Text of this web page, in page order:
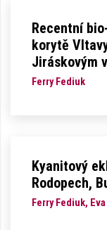
Recentní
korytě
Jiráskovým
Ferry Fediuk
Kyanitový
Rodopech,
Ferry Fediuk,